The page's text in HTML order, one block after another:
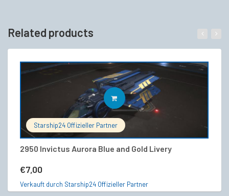
Related products
Starship24 Offizieller Partner
2950 Invictus Aurora Blue and Gold Livery
€7,00
IN DEN WARENKORB
Verkauft durch Starship24 Offizieller Partner